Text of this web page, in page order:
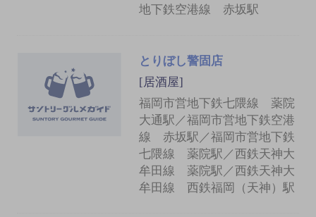
地下鉄空港線 赤坂駅
とりぼし警固店
[居酒屋]
福岡市営地下鉄七隈線 薬院
大通駅／福岡市営地下鉄空港
線 赤坂駅／福岡市営地下鉄
七隈線 薬院駅／西鉄天神大
牟田線 薬院駅／西鉄天神大
牟田線 西鉄福岡（天神）駅